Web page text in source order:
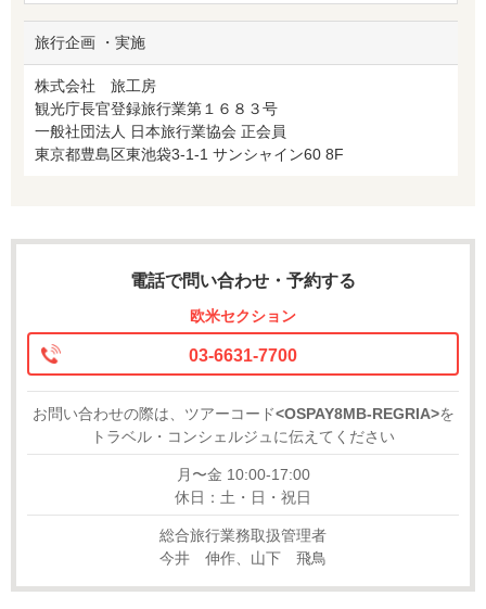
旅行企画 ・実施
株式会社 旅工房
観光庁長官登録旅行業第１６８３号
一般社団法人 日本旅行業協会 正会員
東京都豊島区東池袋3-1-1 サンシャイン60 8F
電話で問い合わせ・予約する
欧米セクション
03-6631-7700
お問い合わせの際は、ツアーコード<OSPAY8MB-REGRIA>を
トラベル・コンシェルジュに伝えてください
月〜金 10:00-17:00
休日：土・日・祝日
総合旅行業務取扱管理者
今井 伸作、山下 飛鳥